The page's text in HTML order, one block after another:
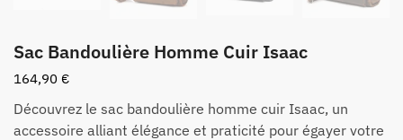
Sac Bandoulière Homme Cuir Isaac
164,90 €
Découvrez le sac bandoulière homme cuir Isaac, un
accessoire alliant élégance et praticité pour égayer votre